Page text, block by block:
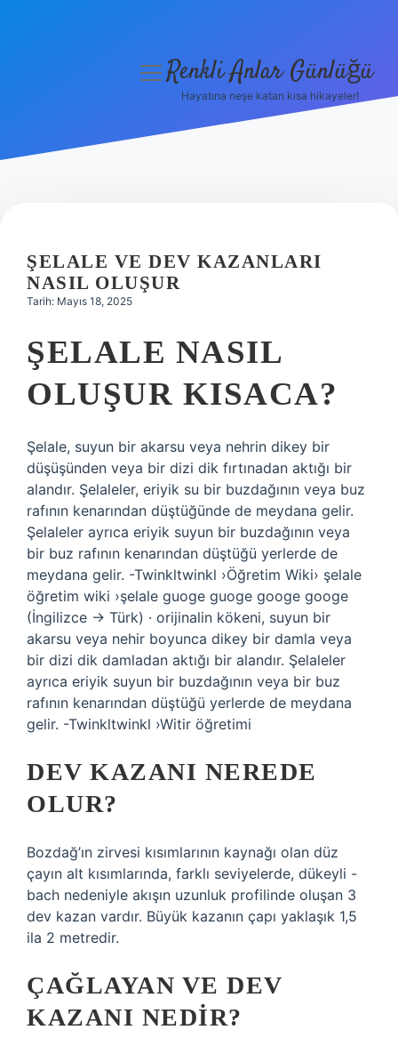
Hakkımızda
menüyüRenkli Anlar Günlüğü
Hayatına neşe katan kısa hikayeler!
ŞELALE VE DEV KAZANLARI
NASIL OLUŞUR
Tarih: Mayıs 18, 2025
ŞELALE NASIL
OLUŞUR KISACA?
Şelale, suyun bir akarsu veya nehrin dikey bir
düşüşünden veya bir dizi dik fırtınadan aktığı bir
alandır. Şelaleler, eriyik su bir buzdağının veya buz
rafının kenarından düştüğünde de meydana gelir.
Şelaleler ayrıca eriyik suyun bir buzdağının veya
bir buz rafının kenarından düştüğü yerlerde de
meydana gelir. -Twinkltwinkl ›Öğretim Wiki› şelale
öğretim wiki ›şelale guoge guoge googe googe
(İngilizce → Türk) · orijinalin kökeni, suyun bir
akarsu veya nehir boyunca dikey bir damla veya
bir dizi dik damladan aktığı bir alandır. Şelaleler
ayrıca eriyik suyun bir buzdağının veya bir buz
rafının kenarından düştüğü yerlerde de meydana
gelir. -Twinkltwinkl ›Witir öğretimi
DEV KAZANI NEREDE
OLUR?
Bozdağ’ın zirvesi kısımlarının kaynağı olan düz
çayın alt kısımlarında, farklı seviyelerde, dükeyli -
bach nedeniyle akışın uzunluk profilinde oluşan 3
dev kazan vardır. Büyük kazanın çapı yaklaşık 1,5
ila 2 metredir.
ÇAĞLAYAN VE DEV
KAZANI NEDIR?